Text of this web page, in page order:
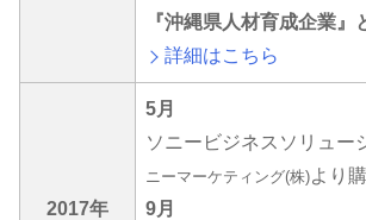
『沖縄県人材育成企業』
詳細はこちら
2017年
5月
ソニービジネスソリュー
ニーマーケティング(株)より
9月